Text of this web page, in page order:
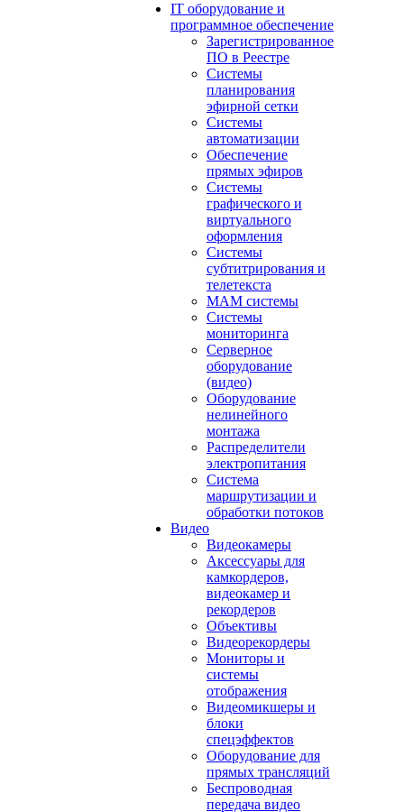
IT оборудование и
программное обеспечение
Зарегистрированное
ПО в Реестре
Системы
планирования
эфирной сетки
Системы
автоматизации
Обеспечение
прямых эфиров
Системы
графического и
виртуального
оформления
Системы
субтитрирования и
телетекста
MAM системы
Системы
мониторинга
Серверное
оборудование
(видео)
Оборудование
нелинейного
монтажа
Распределители
электропитания
Система
маршрутизации и
обработки потоков
Видео
Видеокамеры
Аксессуары для
камкордеров,
видеокамер и
рекордеров
Объективы
Видеорекордеры
Мониторы и
системы
отображения
Видеомикшеры и
блоки
спецэффектов
Оборудование для
прямых трансляций
Беспроводная
передача видео